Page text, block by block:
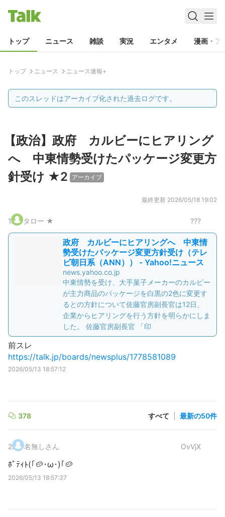
トップ ニュース 雑談 実況 エンタメ 漫画・ア
トップ ニュース ニュース速報+
このスレッドはアーカイブ化された過去ログです。
【政治】政府 カルビーにヒアリング
へ 中東情勢受けたパッケージ変更方
針受け ★2
アーカイブ
最終更新 2026/05/18 19:02
1. タロー ★ ???
政府 カルビーにヒアリングへ 中東情
勢受けたパッケージ変更方針受け（テレ
ビ朝日系（ANN）） - Yahoo!ニュース
news.yahoo.co.jp
中東情勢を受け、大手菓子メーカーのカルビー
が主力商品のパッケージを白黒の2色に変更す
るとの方針について佐藤官房副長官は12日、
企業からヒアリングを行う方針を明らかにしま
した。 佐藤官房副長官 「印
前スレ
https://talk.jp/boards/newsplus/1778581089
2026/05/13 18:57:12
378 すべて 最新の50件
2. 名無しさん OvVjX
ﾎﾟﾃｨﾄ(｢🥔･ω･)｢🥔
2026/05/13 18:57:37